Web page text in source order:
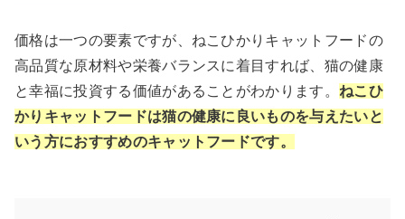
価格は一つの要素ですが、ねこひかりキャットフードの
高品質な原材料や栄養バランスに着目すれば、猫の健康
と幸福に投資する価値があることがわかります。 ねこひ
かりキャットフードは猫の健康に良いものを与えたいと
いう方におすすめのキャットフードです。